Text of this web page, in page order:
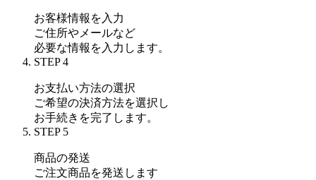
お客様情報を入力
ご住所やメールなど
必要な情報を入力します。
STEP 4
お支払い方法の選択
ご希望の決済方法を選択し
お手続きを完了します。
STEP 5
商品の発送
ご注文商品を発送します